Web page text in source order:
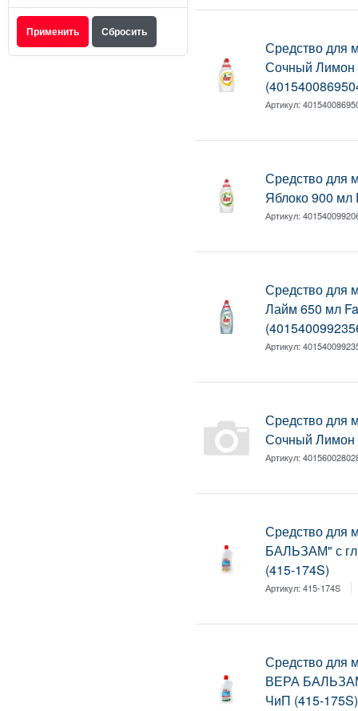
Средство для
Сочный Лимон
Артикул:
Средство для
Яблоко 900 мл
Артикул:
Средство для
Лайм 650 мл
Артикул:
Средство для
Сочный Лимон
Артикул:
Средство
БАЛЬЗАМ" с
(415-174S)
Артикул:415-174S
Средство для
ВЕРА
ЧиП (415-175S)